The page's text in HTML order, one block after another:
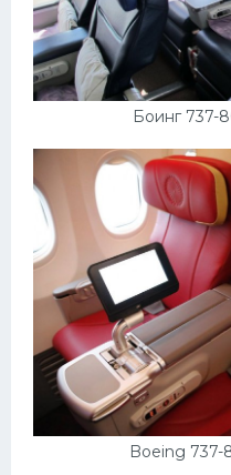
Боинг 737-
Boeing 737-